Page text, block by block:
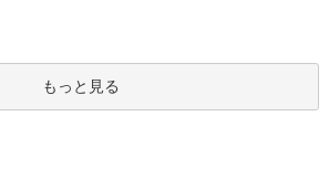
もっと見る